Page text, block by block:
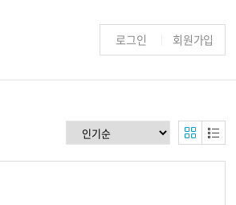
로그인 회원가입